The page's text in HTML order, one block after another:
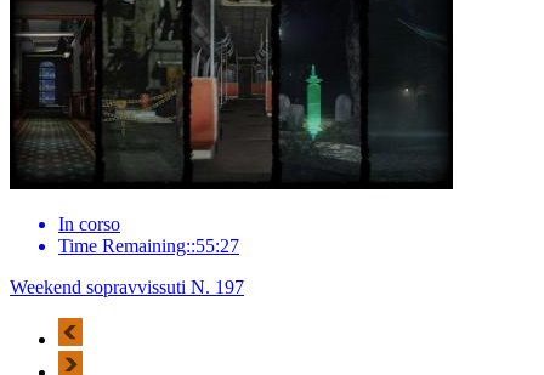
In corso
Time Remaining::55:27
Weekend sopravvissuti N. 197